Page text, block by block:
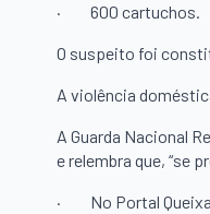
· 600 cartuchos.
O suspeito foi
A violência
A Guarda Nacional
e relembra que, “se
· No Portal